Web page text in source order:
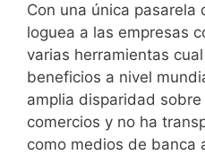
Con una única pasarela
loguea a las empresas
varias herramientas
beneficios a nivel
amplia disparidad
comercios y no ha
como medios de banca